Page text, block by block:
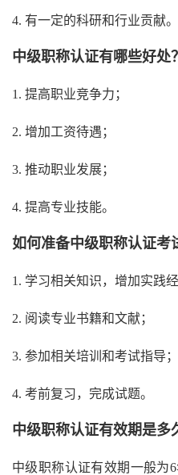
4. 有一定的科研和行业贡献。
中级职称认证有哪些好处？
1. 提高职业竞争力；
2. 增加工资待遇；
3. 推动职业发展；
4. 提高专业技能。
如何准备中级职称认证考
1. 学习相关知识，增加实践经
2. 阅读专业书籍和文献；
3. 参加相关培训和考试指导；
4. 考前复习，完成试题。
中级职称认证有效期是多
中级职称认证有效期一般为